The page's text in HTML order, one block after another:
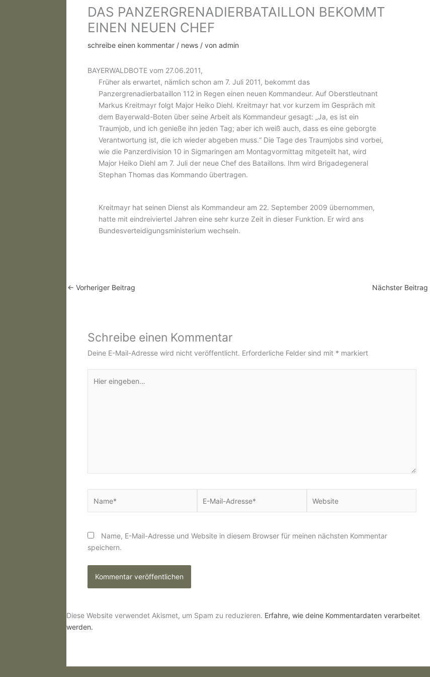
DAS PANZERGRENADIERBATAILLON BEKOMMT
EINEN NEUEN CHEF
schreibe einen kommentar / news / von admin
BAYERWALDBOTE vom 27.06.2011,
Früher als erwartet, nämlich schon am 7. Juli 2011, bekommt das
Panzergrenadierbataillon 112 in Regen einen neuen Kommandeur. Auf Oberstleutnant
Markus Kreitmayr folgt Major Heiko Diehl. Kreitmayr hat vor kurzem im Gespräch mit
dem Bayerwald-Boten über seine Arbeit als Kommandeur gesagt: „Ja, es ist ein
Traumjob, und ich genieße ihn jeden Tag; aber ich weiß auch, dass es eine geborgte
Verantwortung ist, die ich wieder abgeben muss.“ Die Tage des Traumjobs sind vorbei,
wie die Panzerdivision 10 in Sigmaringen am Montagvormittag mitgeteilt hat, wird
Major Heiko Diehl am 7. Juli der neue Chef des Bataillons. Ihm wird Brigadegeneral
Stephan Thomas das Kommando übertragen.
Kreitmayr hat seinen Dienst als Kommandeur am 22. September 2009 übernommen,
hatte mit eindreiviertel Jahren eine sehr kurze Zeit in dieser Funktion. Er wird ans
Bundesverteidigungsministerium wechseln.
← Vorheriger Beitrag Nächster Beitrag
Schreibe einen Kommentar
Deine E-Mail-Adresse wird nicht veröffentlicht. Erforderliche Felder sind mit * markiert
eingeben…
Mail-
Name, E-Mail-Adresse und Website in diesem Browser für meinen nächsten Kommentar
speichern.
Diese Website verwendet Akismet, um Spam zu reduzieren. Erfahre, wie deine Kommentardaten verarbeitet
werden.